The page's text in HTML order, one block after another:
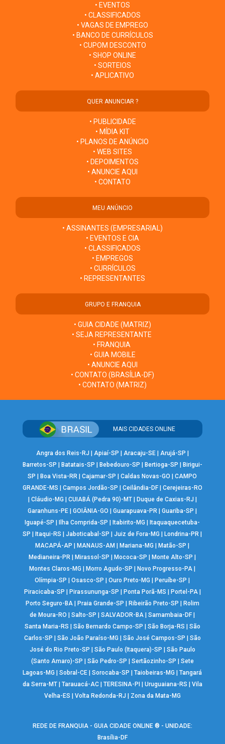
• EVENTOS
• CLASSIFICADOS
• VAGAS DE EMPREGO
• BANCO DE CURRÍCULOS
• CUPOM DESCONTO
• SHOP ONLINE
• SORTEIOS
• APLICATIVO
QUER ANUNCIAR ?
• PUBLICIDADE
• MÍDIA KIT
• PLANOS DE ANÚNCIO
• WEB SITES
• DEPOIMENTOS
• ANUNCIE AQUI
• CONTATO
MEU ANÚNCIO
• ASSINANTES (EMPRESARIAL)
• EVENTOS E CIA
• CLASSIFICADOS
• EMPREGOS
• CURRÍCULOS
• REPRESENTANTES
GRUPO E FRANQUIA
• GUIA CIDADE (MATRIZ)
• SEJA REPRESENTANTE
• FRANQUIA
• GUIA MOBILE
• ANUNCIE AQUI
• CONTATO (BRASÍLIA-DF)
• CONTATO (MATRIZ)
MAIS CIDADES ONLINE
Angra dos Reis-RJ Apiaí-SP Aracaju-SE| Arujá-SP
Barretos-SP
Batatais-SP Bebedouro-SP Bertioga-SP
Birigui-
SP
Boa Vista-RR |Cajamar-SP |Caldas Novas-GO |CAMPO
GRANDE-MS
Campos Jordão-SP Ceilândia-DF| Cerejeiras-RO
Cláudio-MG CUIABÁ (Pedra 90)-MT| Duque de Caxias-RJ
Garanhuns-PE |GOIÂNIA-GO |Guarapuava-PR |Guariba-SP
Iguapé-SP
Ilha Comprida-SP Itabirito-MG
Itaquaquecetuba-
SP
Itaqui-RS |Jaboticabal-SP |Juiz de Fora-MG Londrina-PR
MACAPÁ-AP
MANAUS-AM Mariana-MG Matão-SP
Medianeira-PR
Mirassol-SP Mococa-SP Monte Alto-SP
Montes Claros-MG
Morro Agudo-SP Novo Progresso-PA
Olímpia-SP
|Osasco-SP |Ouro Preto-MG Peruíbe-SP
Piracicaba-SP
Pirassununga-SP Ponta Porã-MS Portel-PA|
Porto Seguro-BA| Praia Grande-SP Ribeirão Preto-SP
Rolim
de Moura-RO
|Salto-SP |SALVADOR-BA |Samambaia-DF
Santa Maria-RS
São Bernardo Campo-SP São Borja-RS
São
Carlos-SP
São João Paraíso-MG São José Campos-SP
São
José do Rio Preto-SP
São Paulo (Itaquera)-SP
São Paulo
(Santo Amaro)-SP
São Pedro-SP Sertãozinho-SP
Sete
Lagoas-MG
|Sobral-CE |Sorocaba-SP |Taiobeiras-MG |Tangará
da Serra-MT| Tarauacá-AC| TERESINA-PI Uruguaiana-RS
Vila
Velha-ES
Volta Redonda-RJ Zona da Mata-MG
REDE DE FRANQUIA - GUIA CIDADE ONLINE ® - UNIDADE:
Brasília-DF